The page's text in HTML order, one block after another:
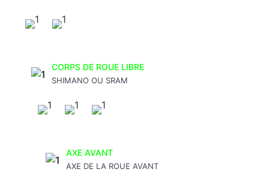
CORPS DE ROUE LIBRE
SHIMANO OU SRAM
AXE AVANT
AXE DE LA ROUE AVANT